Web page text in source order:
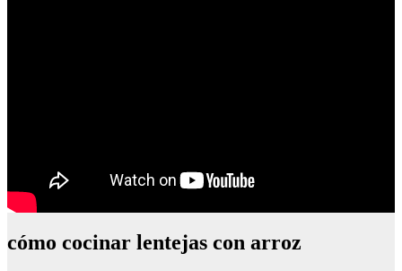
cómo cocinar lentejas con arroz